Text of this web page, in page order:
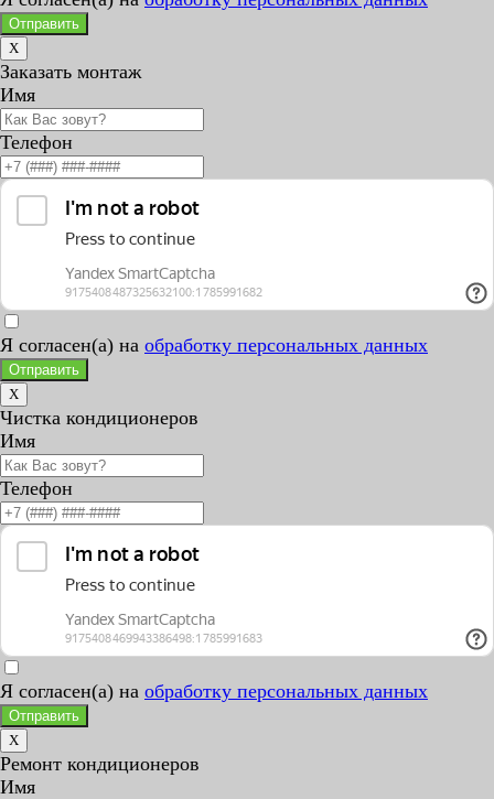
Отправить
X
Заказать монтаж
Имя
Телефон
Я согласен(а) на обработку персональных данных
Отправить
X
Чистка кондиционеров
Имя
Телефон
Я согласен(а) на обработку персональных данных
Отправить
X
Ремонт кондиционеров
Имя